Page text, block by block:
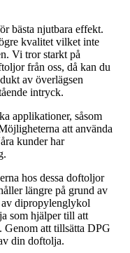
bästa njutbara effekt.
kvalitet vilket inte
Vi tror starkt på
från oss, då kan du
av överlägsen
intryck.
applikationer, såsom
att använda
kunder har
hos dessa doftoljor
längre på grund av
av dipropylenglykol
som hjälper till att
att tillsätta DPG
din doftolja.